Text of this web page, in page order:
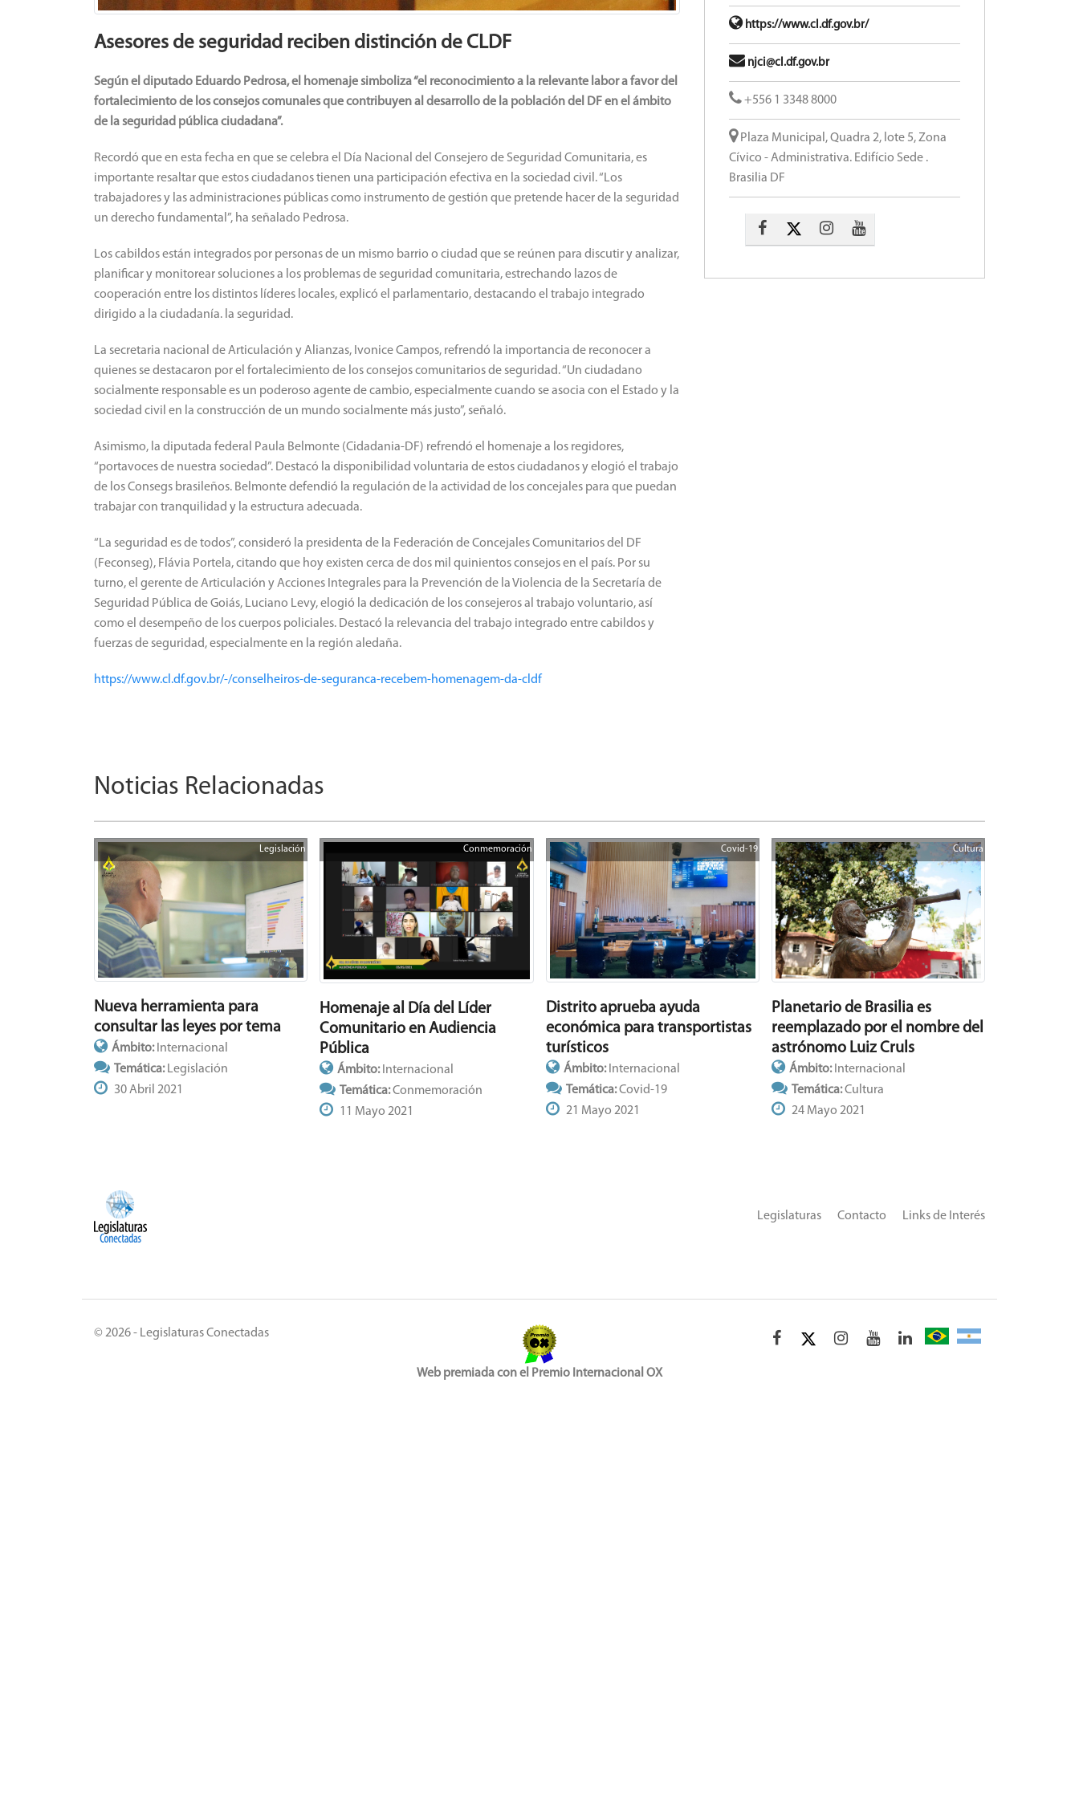
Asesores de seguridad reciben distinción de CLDF
Según el diputado Eduardo Pedrosa, el homenaje simboliza “el reconocimiento a la relevante labor a favor del
fortalecimiento de los consejos comunales que contribuyen al desarrollo de la población del DF en el ámbito
de la seguridad pública ciudadana”.
Recordó que en esta fecha en que se celebra el Día Nacional del Consejero de Seguridad Comunitaria, es
importante resaltar que estos ciudadanos tienen una participación efectiva en la sociedad civil. “Los
trabajadores y las administraciones públicas como instrumento de gestión que pretende hacer de la seguridad
un derecho fundamental”, ha señalado Pedrosa.
Los cabildos están integrados por personas de un mismo barrio o ciudad que se reúnen para discutir y analizar,
planificar y monitorear soluciones a los problemas de seguridad comunitaria, estrechando lazos de
cooperación entre los distintos líderes locales, explicó el parlamentario, destacando el trabajo integrado
dirigido a la ciudadanía. la seguridad.
La secretaria nacional de Articulación y Alianzas, Ivonice Campos, refrendó la importancia de reconocer a
quienes se destacaron por el fortalecimiento de los consejos comunitarios de seguridad. “Un ciudadano
socialmente responsable es un poderoso agente de cambio, especialmente cuando se asocia con el Estado y la
sociedad civil en la construcción de un mundo socialmente más justo”, señaló.
Asimismo, la diputada federal Paula Belmonte (Cidadania-DF) refrendó el homenaje a los regidores,
“portavoces de nuestra sociedad”. Destacó la disponibilidad voluntaria de estos ciudadanos y elogió el trabajo
de los Consegs brasileños. Belmonte defendió la regulación de la actividad de los concejales para que puedan
trabajar con tranquilidad y la estructura adecuada.
“La seguridad es de todos”, consideró la presidenta de la Federación de Concejales Comunitarios del DF
(Feconseg), Flávia Portela, citando que hoy existen cerca de dos mil quinientos consejos en el país. Por su
turno, el gerente de Articulación y Acciones Integrales para la Prevención de la Violencia de la Secretaría de
Seguridad Pública de Goiás, Luciano Levy, elogió la dedicación de los consejeros al trabajo voluntario, así
como el desempeño de los cuerpos policiales. Destacó la relevancia del trabajo integrado entre cabildos y
fuerzas de seguridad, especialmente en la región aledaña.
https://www.cl.df.gov.br/-/conselheiros-de-seguranca-recebem-homenagem-da-cldf
https://www.cl.df.gov.br/
njci@cl.df.gov.br
+556 1 3348 8000
Plaza Municipal, Quadra 2, lote 5, Zona
Cívico - Administrativa. Edifício Sede .
Brasilia DF
Noticias Relacionadas
Legislación
Nueva herramienta para
consultar las leyes por tema
Ámbito:Internacional
Temática:Legislación
30 Abril 2021
Conmemoración
Homenaje al Día del Líder
Comunitario en Audiencia
Pública
Ámbito: Internacional
Temática:Conmemoración
11 Mayo 2021
Covid-19
Distrito aprueba ayuda
económica para transportistas
turísticos
Ámbito:Internacional
Temática:Covid-19
21 Mayo 2021
Cultura
Planetario de Brasilia es
reemplazado por el nombre del
astrónomo Luiz Cruls
Ámbito: Internacional
Temática:Cultura
24 Mayo 2021
Links de Interés
Contacto
Legislaturas
© 2026 - Legislaturas Conectadas
Web premiada con el Premio Internacional OX